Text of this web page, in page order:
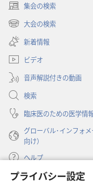
プライバシー設定
集会の検索
（新
し
タ
で
開
く）
大会の検索
（新
し
い
タ
ブ
で
開
く）
新着情報
ビデオ
音声解説付きの動画
検索
臨床医のための医学情
グローバル･インフォ
向け）
ヘルプ
寄付